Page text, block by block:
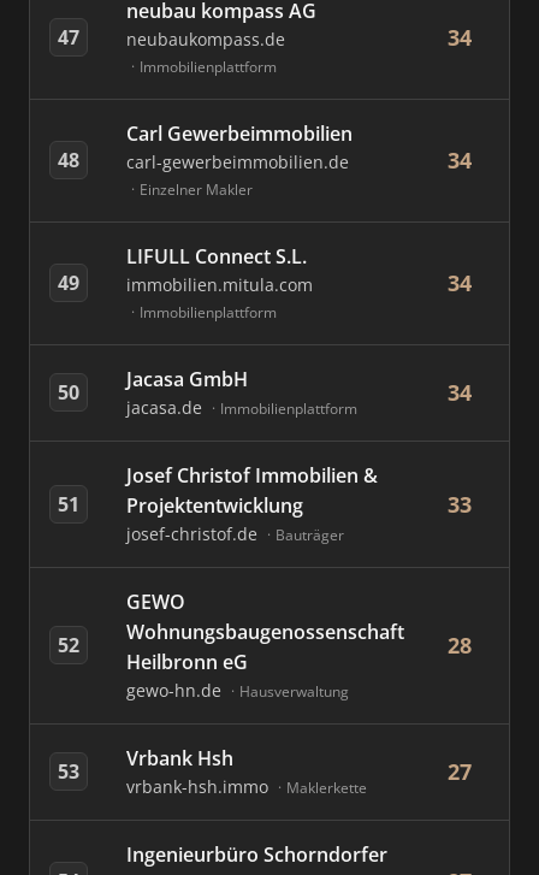
47
neubau kompass AG
neubaukompass.de
Immobilienplattform
34
48
Carl Gewerbeimmobilien
carl-gewerbeimmobilien.de
Einzelner Makler
34
49
LIFULL Connect S.L.
immobilien.mitula.com
Immobilienplattform
34
50 Jacasa GmbH
jacasa.de Immobilienplattform
34
51
Josef Christof Immobilien &
Projektentwicklung
josef-christof.de Bauträger
33
52
GEWO
Wohnungsbaugenossenschaft
Heilbronn eG
gewo-hn.de Hausverwaltung
28
53 Vrbank Hsh
vrbank-hsh.immo Maklerkette
27
Ingenieurbüro Schorndorfer